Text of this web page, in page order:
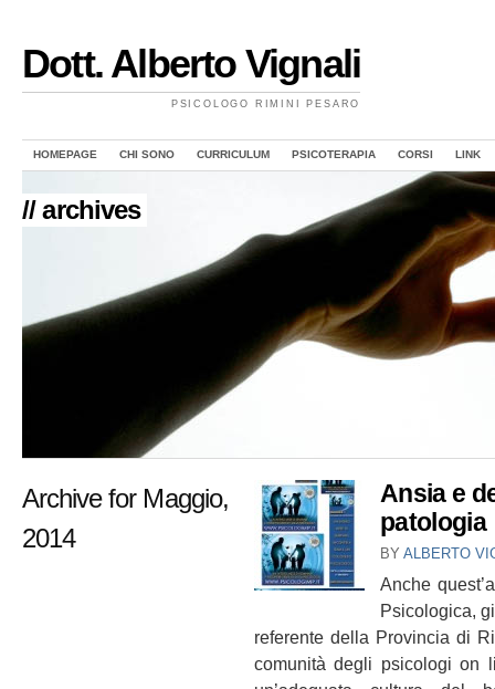
Dott. Alberto Vignali
PSICOLOGO RIMINI PESARO
HOMEPAGE CHI SONO CURRICULUM PSICOTERAPIA CORSI LINK
// archives
Archive for Maggio,
2014
Ansia e
patologia
BY ALBERTO
Anche
Psicologica,
referente della Provincia di
comunità degli psicologi on